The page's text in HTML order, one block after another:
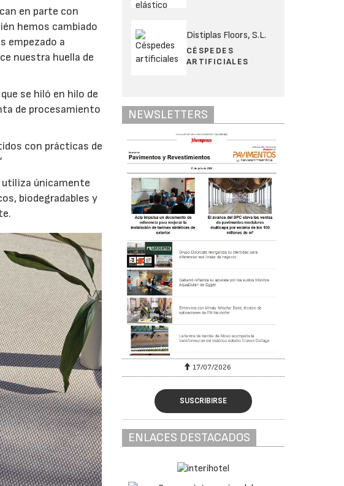
en parte con
hemos cambiado
empezado a
nuestra huella de
se hiló en hilo de
de procesamiento
con prácticas de
utiliza únicamente
biodegradables y
Distiplas Floors, S.L.
CÉSPEDES
ARTIFICIALES
NEWSLETTERS
31/07/2026 17/07/2026
SUSCRIBIRSE
ENLACES DESTACADOS